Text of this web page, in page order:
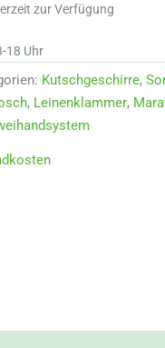
zur Verfügung
18 Uhr
Kutschgeschirre,
, Leinenklammer,